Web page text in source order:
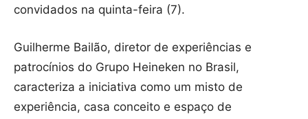
convidados na quinta-feira (7).
Guilherme Bailão, diretor de experiências e
patrocínios do Grupo Heineken no Brasil,
caracteriza a iniciativa como um misto de
experiência, casa conceito e espaço de